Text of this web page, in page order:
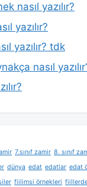
nasıl yazılır?
yazılır?
yazılır? tdk
nasıl
7.sınıf zamir 8. sınıf
dünya edat edatlar edat
fiilimsi örnekleri fiillerde